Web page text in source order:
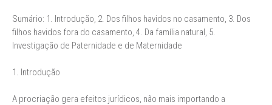
Sumário: 1. Introdução, 2. Dos filhos havidos no casamento, 3. Dos
filhos havidos fora do casamento, 4. Da família natural, 5.
Investigação de Paternidade e de Maternidade
1. Introdução
A procriação gera efeitos jurídicos, não mais importando a